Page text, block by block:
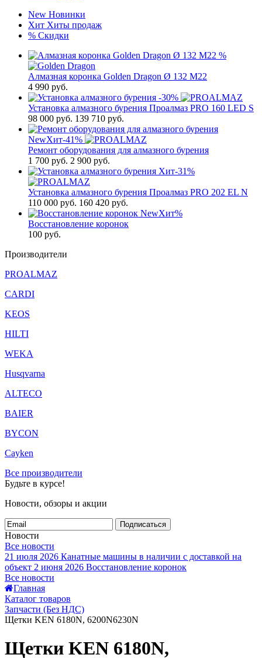
New Новинки
Хит Хиты продаж
% Скидки
%
Алмазная коронка Golden Dragon Ø 132 М22
4 990 руб.
-30%
Установка алмазного бурения Проалмаз PRO 160 LED S
98 000 руб. 139 710 руб.
NewХит-41%
Ремонт оборудования для алмазного бурения
1 700 руб. 2 900 руб.
Хит-31%
Установка алмазного бурения Проалмаз PRO 202 EL N
110 000 руб. 160 420 руб.
NewХит%
Восстановление коронок
100 руб.
Производители
PROALMAZ
CARDI
KEOS
HILTI
WEKA
Husqvarna
ALTECO
BAIER
BYCON
Cayken
Все производители
Будьте в курсе!
Новости, обзоры и акции
Подписаться
Новости
Все новости
21 июля 2026 Канатные машины в наличии с доставкой на
объект 2 июня 2026 Восстановление коронок
Все новости
Главная
Каталог товаров
Запчасти (Без НДС)
Щетки KEN 6180N, 6200N6230N
Щетки KEN 6180N,